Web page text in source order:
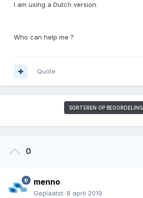
I am using a Dutch version.
Who can help me ?
Quote
SORTEREN OP BEOORDELING
0
menno
Geplaatst: 8 april 2019